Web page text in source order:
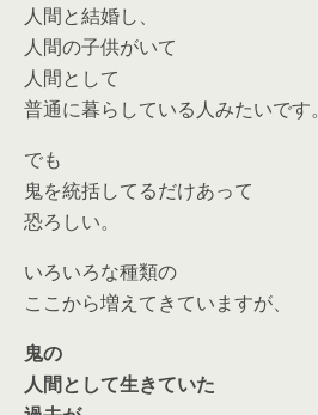
人間と結婚し、
人間の子供がいて
人間として
普通に暮らしている人みたいです。
でも
鬼を統括してるだけあって
恐ろしい。
いろいろな種類の
ここから増えてきていますが、
鬼の
人間として生きていた